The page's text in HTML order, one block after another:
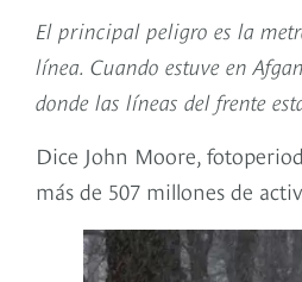
El principal peligro es la
línea. Cuando estuve en
donde las líneas del frente
Dice John Moore,
más de 507 millones de